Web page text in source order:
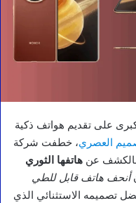
على تقديم هواتف ذكية
العصري، خطفت شركة
بالكشف عن هاتفها الثوري
أنحف هاتف قابل للطي
تصميمه الاستثنائي الذي